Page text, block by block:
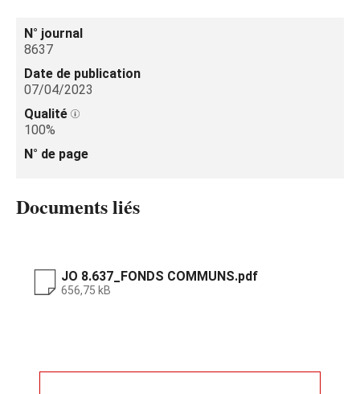
N° journal
8637
Date de publication
07/04/2023
Qualité
100%
N° de page
Documents liés
JO 8.637_FONDS COMMUNS.pdf
656,75 kB